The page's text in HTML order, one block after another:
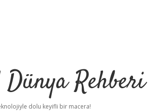
Rehberi
dolu keyifli bir macera!